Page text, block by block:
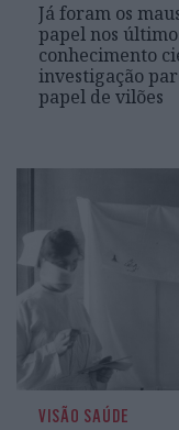
Já foram os
papel nos
conhecimento
investigação
papel de vilões
VISÃO SAÚDE